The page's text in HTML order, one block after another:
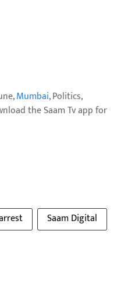
Mumbai, Politics,
the Saam Tv app for
Saam Digital